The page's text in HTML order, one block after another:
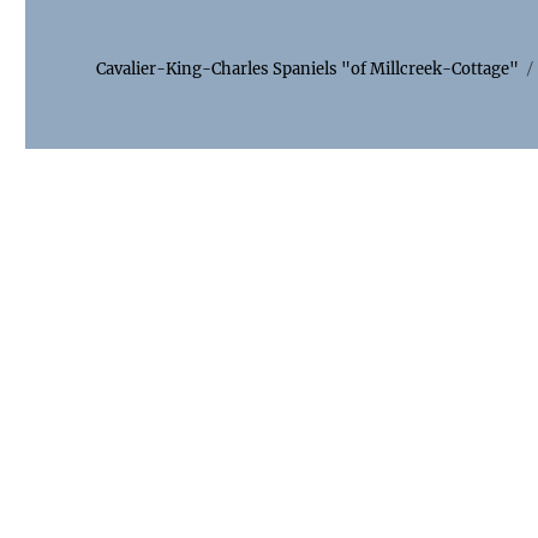
Cavalier-King-Charles Spaniels "of Millcreek-Cottage"